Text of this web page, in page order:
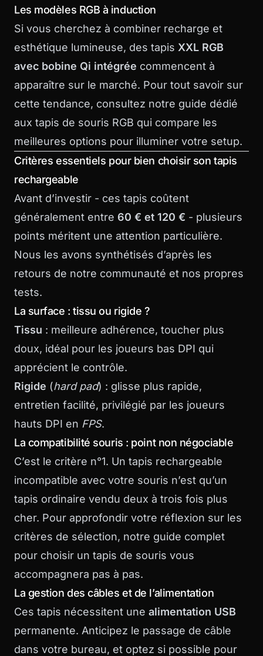
Les modèles RGB à induction
Si vous cherchez à combiner recharge et
esthétique lumineuse, des tapis XXL RGB
avec bobine Qi intégrée commencent à
apparaître sur le marché. Pour tout savoir sur
cette tendance, consultez notre guide dédié
aux tapis de souris RGB qui compare les
meilleures options pour illuminer votre setup.
Critères essentiels pour bien choisir son tapis
rechargeable
Avant d’investir - ces tapis coûtent
généralement entre 60 € et 120 € - plusieurs
points méritent une attention particulière.
Nous les avons synthétisés d’après les
retours de notre communauté et nos propres
tests.
La surface : tissu ou rigide ?
Tissu : meilleure adhérence, toucher plus
doux, idéal pour les joueurs bas DPI qui
apprécient le contrôle.
Rigide (hard pad) : glisse plus rapide,
entretien facilité, privilégié par les joueurs
hauts DPI en FPS.
La compatibilité souris : point non négociable
C’est le critère n°1. Un tapis rechargeable
incompatible avec votre souris n’est qu’un
tapis ordinaire vendu deux à trois fois plus
cher. Pour approfondir votre réflexion sur les
critères de sélection, notre guide complet
pour choisir un tapis de souris vous
accompagnera pas à pas.
La gestion des câbles et de l’alimentation
Ces tapis nécessitent une alimentation USB
permanente. Anticipez le passage de câble
dans votre bureau, et optez si possible pour